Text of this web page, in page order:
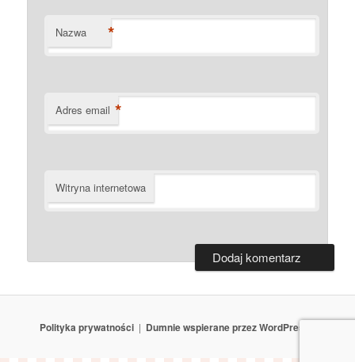
Nazwa *
Adres email *
Witryna internetowa
Polityka prywatności Dumnie wspierane przez WordPressa